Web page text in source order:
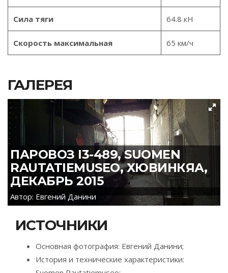
Сила тяги 64.8 кН
Скорость максимальная 65 км/ч
ГАЛЕРЕЯ
ПАРОВОЗ I3-489, SUOMEN
RAUTATIEMUSEO, ХЮВИНКЯА,
ДЕКАБРЬ 2015
Автор: Евгений Данини
ИСТОЧНИКИ
Основная фотография: Евгений Данини;
История и технические характеристики: